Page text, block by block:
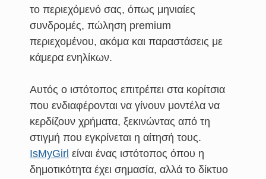
το περιεχόμενό σας, όπως μηνιαίες
συνδρομές, πώληση premium
περιεχομένου, ακόμα και παραστάσεις με
κάμερα ενηλίκων.
Αυτός ο ιστότοπος επιτρέπει στα κορίτσια
που ενδιαφέρονται να γίνουν μοντέλα να
κερδίζουν χρήματα, ξεκινώντας από τη
στιγμή που εγκρίνεται η αίτησή τους.
IsMyGirl είναι ένας ιστότοπος όπου η
δημοτικότητα έχει σημασία, αλλά το δίκτυο